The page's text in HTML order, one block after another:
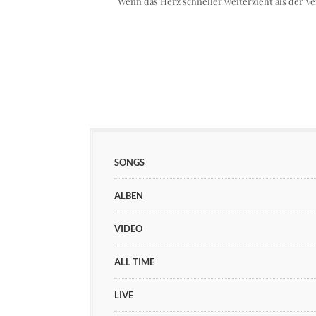
SONGS
ALBEN
VIDEO
ALL TIME
LIVE